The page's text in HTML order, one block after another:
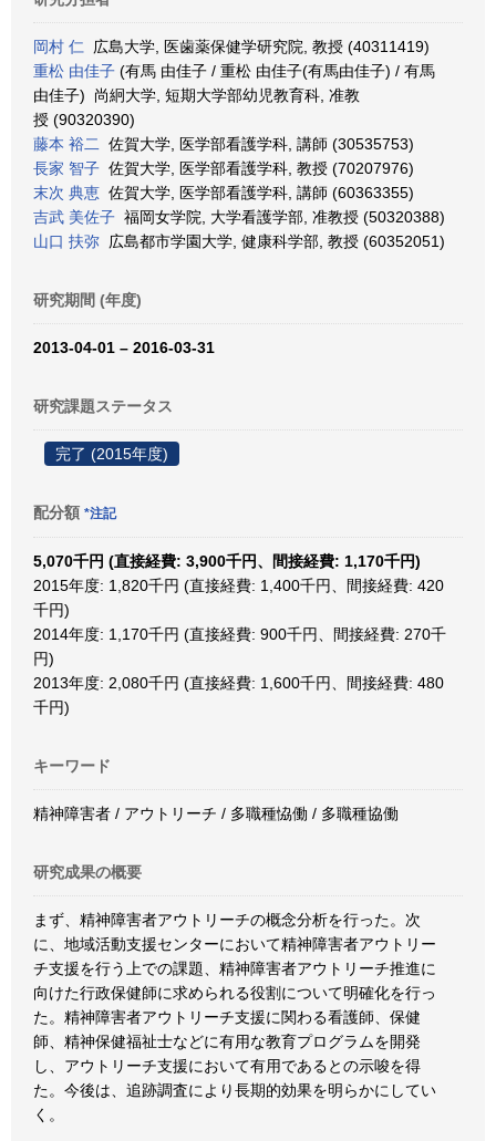
岡村 仁 広島大学, 医歯薬保健学研究院, 教授 (40311419)
重松 由佳子 (有馬 由佳子 / 重松 由佳子(有馬由佳子) / 有馬
由佳子) 尚絅大学, 短期大学部幼児教育科, 准教
授 (90320390)
藤本 裕二
佐賀大学, 医学部看護学科, 講師 (30535753)
長家 智子 佐賀大学, 医学部看護学科, 教授 (70207976)
末次 典恵 佐賀大学, 医学部看護学科, 講師 (60363355)
吉武 美佐子 福岡女学院, 大学看護学部, 准教授 (50320388)
山口 扶弥 広島都市学園大学, 健康科学部, 教授 (60352051)
研究期間 (年度)
2013-04-01 – 2016-03-31
研究課題ステータス
完了 (2015年度)
配分額 *注記
5,070千円 (直接経費: 3,900千円、間接経費: 1,170千円)
2015年度: 1,820千円 (直接経費: 1,400千円、間接経費: 420
千円)
2014年度: 1,170千円 (直接経費: 900千円、間接経費: 270千
円)
2013年度: 2,080千円 (直接経費: 1,600千円、間接経費: 480
千円)
キーワード
精神障害者 / アウトリーチ / 多職種恊働 / 多職種協働
研究成果の概要
まず、精神障害者アウトリーチの概念分析を行った。次
に、地域活動支援センターにおいて精神障害者アウトリー
チ支援を行う上での課題、精神障害者アウトリーチ推進に
向けた行政保健師に求められる役割について明確化を行っ
た。精神障害者アウトリーチ支援に関わる看護師、保健
師、精神保健福祉士などに有用な教育プログラムを開発
し、アウトリーチ支援において有用であるとの示唆を得
た。今後は、追跡調査により長期的効果を明らかにしてい
く。